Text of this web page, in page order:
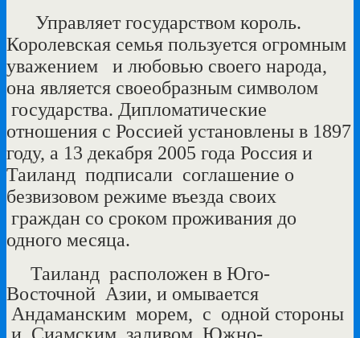
Управляет государством король.
Королевская семья пользуется огромным
уважением и любовью своего народа,
она является своеобразным символом
государства. Дипломатические
отношения с Россией установлены в 1897
году, а 13 декабря 2005 года Россия и
Таиланд подписали соглашение о
безвизовом режиме въезда своих
граждан со сроком проживания до
одного месяца.
Таиланд расположен в Юго-
Восточной Азии, и омывается
Андаманским морем, с одной стороны